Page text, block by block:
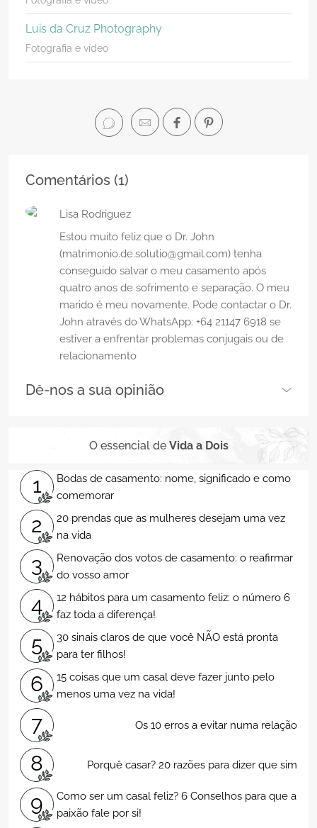
Luis da Cruz Photography
Fotografia e vídeo
Comentários (1)
Lisa Rodriguez
Estou muito feliz que o Dr. John
(matrimonio.de.solutio@gmail.com) tenha
conseguido salvar o meu casamento após
quatro anos de sofrimento e separação. O meu
marido é meu novamente. Pode contactar o Dr.
John através do WhatsApp: +64 21147 6918 se
estiver a enfrentar problemas conjugais ou de
relacionamento
Dê-nos a sua opinião
O essencial de Vida a Dois
1
Bodas de casamento: nome, significado e como
comemorar
2
20 prendas que as mulheres desejam uma vez
na vida
3
Renovação dos votos de casamento: o reafirmar
do vosso amor
4
12 hábitos para um casamento feliz: o número 6
faz toda a diferença!
5
30 sinais claros de que você NÃO está pronta
para ter filhos!
6
15 coisas que um casal deve fazer junto pelo
menos uma vez na vida!
7 Os 10 erros a evitar numa relação
8 Porquê casar? 20 razões para dizer que sim
9
Como ser um casal feliz? 6 Conselhos para que a
paixão fale por si!